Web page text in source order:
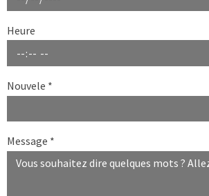
Heure
Nouvele *
Message *